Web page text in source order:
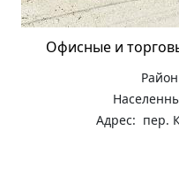
Офисные и
Адрес: пер.